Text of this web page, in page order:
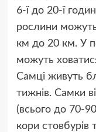
6-ї до 20-ї
рослини можуть
км до 20 км. У
можуть
Самці живуть
тижнів. Самки
(всього до 70-
кори стовбурів